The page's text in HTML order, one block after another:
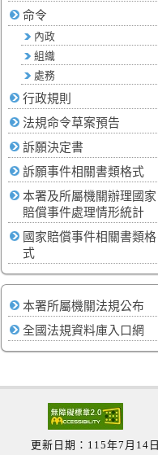
命令
內政
組織
處務
行政規則
法規命令草案預告
訴願決定書
訴願事件相關書類格式
本署及所屬機關辦理國家
賠償事件處理情形統計
國家賠償事件相關書類格
式
本署所屬機關法規公布
全國法規資料庫入口網
更新日期：115年7月14日